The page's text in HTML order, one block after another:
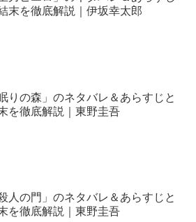
末を徹底解説｜伊坂幸太郎
眠りの森」のネタバレ＆あらすじと
を徹底解説｜東野圭吾
殺人の門」のネタバレ＆あらすじと
を徹底解説｜東野圭吾